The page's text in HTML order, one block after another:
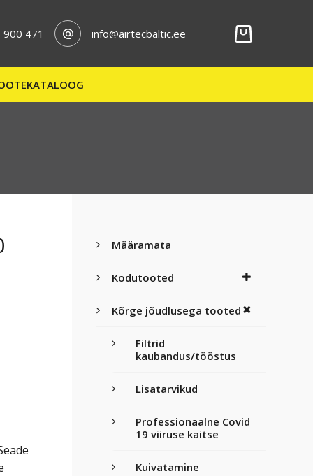
471 info@airtecbaltic.ee
Määramata
Kodutooted
Kõrge jõudlusega tooted
Filtrid
kaubandus/tööstus
Lisatarvikud
Professionaalne Covid
19 viiruse kaitse
Kuivatamine